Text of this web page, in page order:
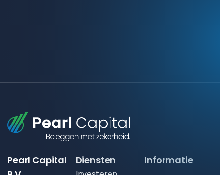
Pearl Capital
Diensten Informatie